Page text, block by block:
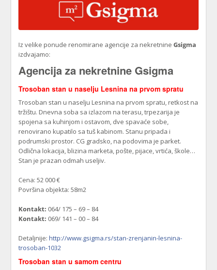
Iz velike ponude renomirane agencije za nekretnineGsigma
izdvajamo:
Agencija za nekretnine Gsigma
Trosoban stan u naselju Lesnina na prvom spratu
Trosoban stan u naselju Lesnina na prvom spratu, retkost na
tržištu. Dnevna soba sa izlazom na terasu, trpezarija je
spojena sa kuhinjom i ostavom, dve spavaće sobe,
renovirano kupatilo sa tuš kabinom. Stanu pripada i
podrumski prostor. CG gradsko, na podovima je parket.
Odlična lokacija, blizina marketa, pošte, pijace, vrtića, škole…
Stan je prazan odmah useljiv.
Cena: 52 000 €
Površina objekta: 58m2
Kontakt: 064/ 175 – 69 – 84
Kontakt: 069/ 141 – 00 – 84
Detaljnije:http://www.gsigma.rs/stan-zrenjanin-lesnina-
trosoban-1032
Trosoban stan u samom centru